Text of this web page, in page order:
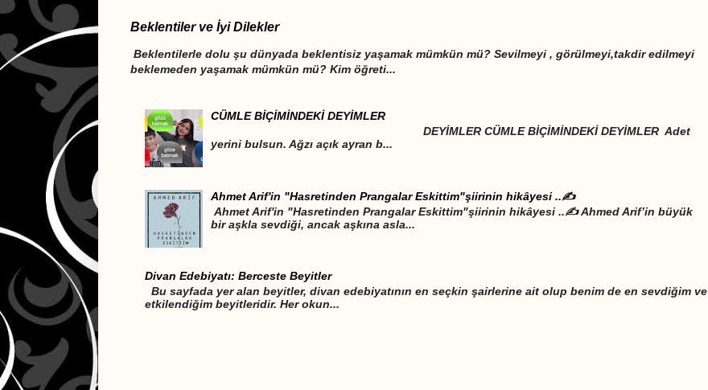
Beklentiler ve İyi Dilekler
Beklentilerle dolu şu dünyada beklentisiz yaşamak mümkün mü? Sevilmeyi , görülmeyi,takdir edilmeyi
beklemeden yaşamak mümkün mü? Kim öğreti...
CÜMLE BİÇİMİNDEKİ DEYİMLER
DEYİMLER CÜMLE BİÇİMİNDEKİ DEYİMLER Adet
yerini bulsun. Ağzı açık ayran b...
Ahmet Arif'in "Hasretinden Prangalar Eskittim"şiirinin hikâyesi ..✍️
Ahmet Arif'in "Hasretinden Prangalar Eskittim"şiirinin hikâyesi ..✍️ Ahmed Arif’in büyük
bir aşkla sevdiği, ancak aşkına asla...
Divan Edebiyatı: Berceste Beyitler
Bu sayfada yer alan beyitler, divan edebiyatının en seçkin şairlerine ait olup benim de en sevdiğim ve
etkilendiğim beyitleridir. Her okun...